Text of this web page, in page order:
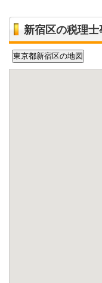
新宿区の税理